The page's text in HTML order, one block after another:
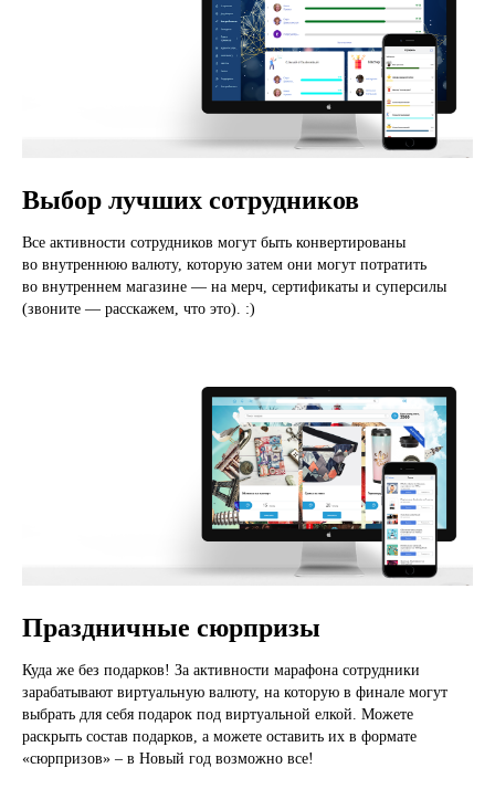
Выбор лучших сотрудников
Все активности сотрудников могут быть конвертированы
во внутреннюю валюту, которую затем они могут потратить
во внутреннем магазине — на мерч, сертификаты и суперсилы
(звоните — расскажем, что это). :)
Праздничные сюрпризы
Куда же без подарков! За активности марафона сотрудники
зарабатывают виртуальную валюту, на которую в финале могут
выбрать для себя подарок под виртуальной елкой. Можете
раскрыть состав подарков, а можете оставить их в формате
«сюрпризов» – в Новый год возможно все!